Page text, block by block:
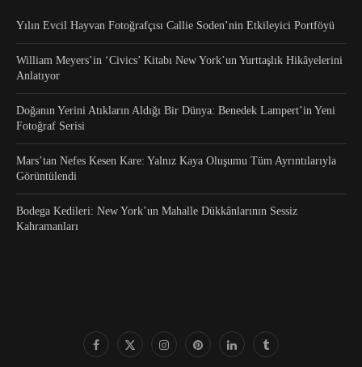
Yılın Evcil Hayvan Fotoğrafçısı Callie Soden’nin Etkileyici Portföyü
William Meyers’in ‘Civics’ Kitabı New York’un Yurttaşlık Hikâyelerini
Anlatıyor
Doğanın Yerini Atıkların Aldığı Bir Dünya: Benedek Lampert’in Yeni
Fotoğraf Serisi
Mars’tan Nefes Kesen Kare: Yalnız Kaya Oluşumu Tüm Ayrıntılarıyla
Görüntülendi
Bodega Kedileri: New York’un Mahalle Dükkânlarının Sessiz
Kahramanları